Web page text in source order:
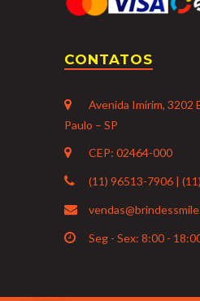
CONTATOS
Avenida Imirim, 3202
Paulo – SP
CEP: 02464-000
(11) 96513-7906 |
Seg - Sex: 8:00 -